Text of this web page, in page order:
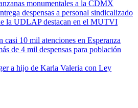
monumentales a la CDMX
despensas a personal sindicalizado
la UDLAP destacan en el MUTVI
casi 10 mil atenciones en Esperanza
de 4 mil despensas para población
a hijo de Karla Valeria con Ley